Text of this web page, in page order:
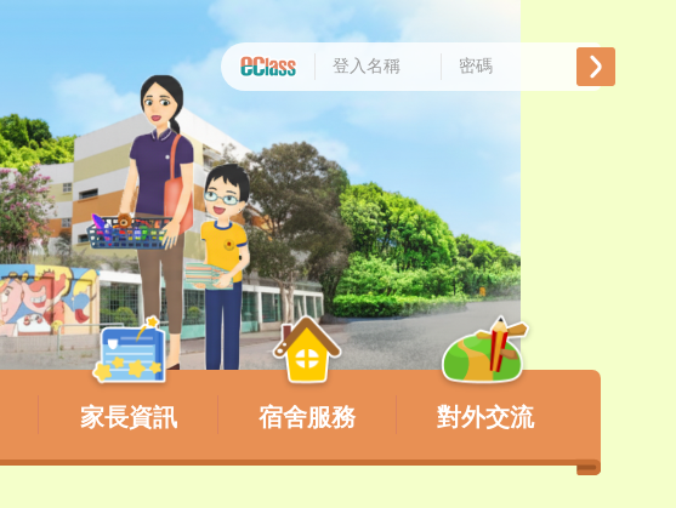
家長資訊 宿舍服務 對外交流